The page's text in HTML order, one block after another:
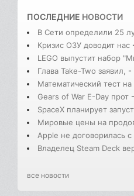
ПОСЛЕДНИЕ НОВОСТИ
В Сети определили 25
Кризис ОЗУ доводит нас
LEGO выпустит набор
Глава Take-Two заявил, -
Математический тест на
Gears of War E-Day прот
SpaceX планирует запуст
Мировые цены на
Apple не договорилась с
Владелец Steam Deck
все новости